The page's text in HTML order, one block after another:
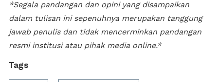
*Segala pandangan dan opini yang disampaikan
dalam tulisan ini sepenuhnya merupakan tanggung
jawab penulis dan tidak mencerminkan pandangan
resmi institusi atau pihak media online.*
Tags